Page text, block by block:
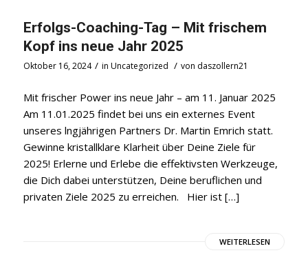
Erfolgs-Coaching-Tag – Mit frischem
Kopf ins neue Jahr 2025
Oktober 16, 2024 / in Uncategorized / von daszollern21
Mit frischer Power ins neue Jahr – am 11. Januar 2025
Am 11.01.2025 findet bei uns ein externes Event
unseres lngjährigen Partners Dr. Martin Emrich statt.
Gewinne kristallklare Klarheit über Deine Ziele für
2025! Erlerne und Erlebe die effektivsten Werkzeuge,
die Dich dabei unterstützen, Deine beruflichen und
privaten Ziele 2025 zu erreichen. Hier ist […]
WEITERLESEN